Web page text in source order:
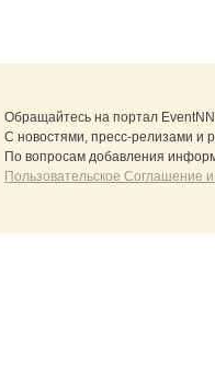
Обращайтесь на портал
С новостями, пресс-релизами и
По вопросам добавления
Пользовательское Соглашение